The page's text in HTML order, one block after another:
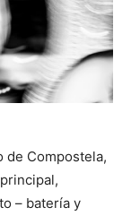
de Compostela,
– batería y